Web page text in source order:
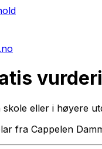
skole eller i høyere
fra Cappelen